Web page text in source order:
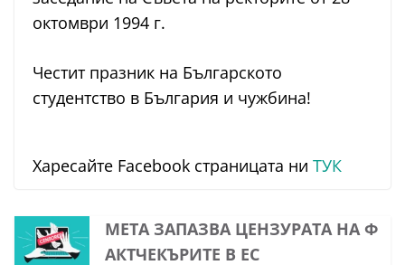
октомври 1994 г.
Честит празник на Българското
студентство в България и чужбина!
Харесайте Facebook страницата ни ТУК
МЕТА ЗАПАЗВА ЦЕНЗУРАТА НА Ф
АКТЧЕКЪРИТЕ В ЕС